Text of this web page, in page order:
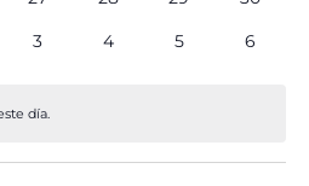
0
3
0
4
0
5
0
6
día.